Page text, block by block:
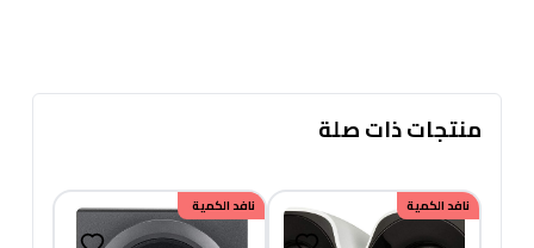
منتجات ذات صلة
نافد الكمية خصم100.00
نافد الكمية